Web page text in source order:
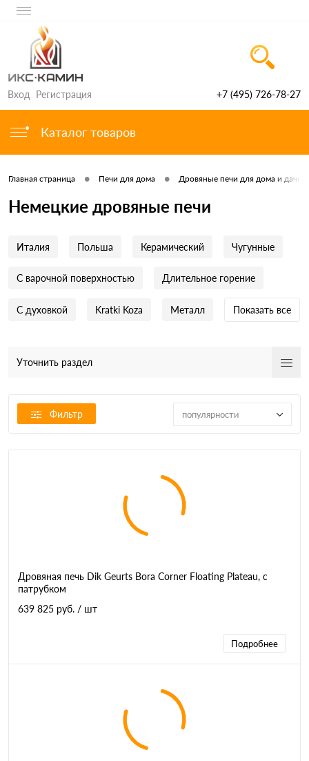
Вход Регистрация +7 (495) 726-78-27
Каталог товаров
Главная страница • Печи для дома • Дровяные печи для дома и дачи
Немецкие дровяные печи
Италия Польша Керамический Чугунные
C варочной поверхностью Длительное горение
С духовкой Kratki Koza Металл Показать все
Уточнить раздел
Фильтр популярности
Дровяная печь Dik Geurts Bora Corner Floating Plateau, с
патрубком
639 825 руб. / шт
Подробнее